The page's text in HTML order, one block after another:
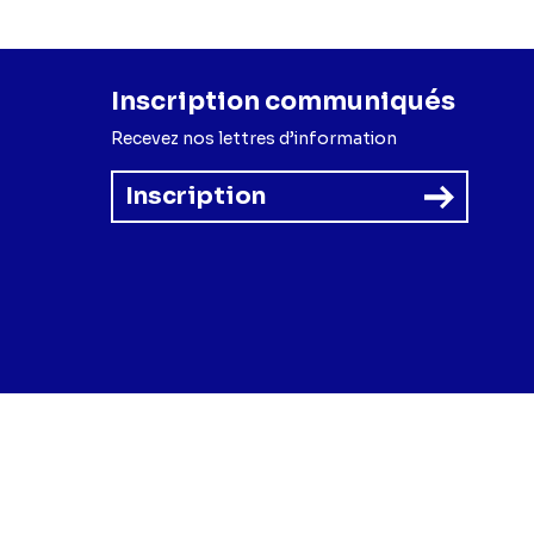
Inscription communiqués
Recevez nos lettres d’information
Inscription